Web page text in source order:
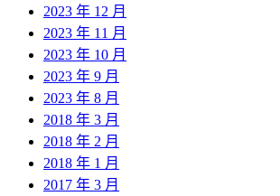
2023 年 12 月
2023 年 11 月
2023 年 10 月
2023 年 9 月
2023 年 8 月
2018 年 3 月
2018 年 2 月
2018 年 1 月
2017 年 3 月